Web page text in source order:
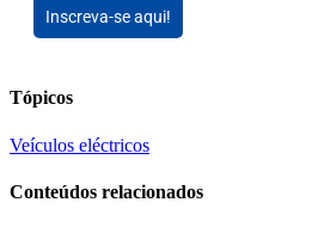
Inscreva-se aqui!
Tópicos
Veículos eléctricos
Conteúdos relacionados